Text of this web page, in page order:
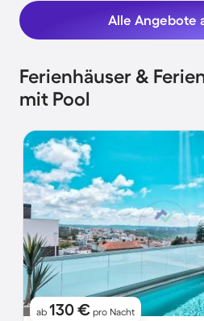
Alle Angebote
Ferienhäuser &
mit Pool
ab 130 € pro Nacht